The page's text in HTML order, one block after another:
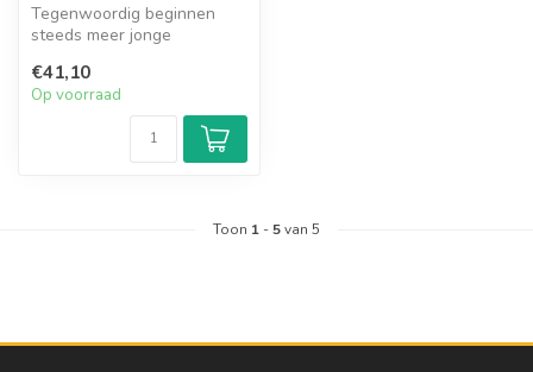
Tegenwoordig beginnen
steeds meer jonge
voorafgaande m...
€41,10
Op voorraad
Toon 1 -5van 5